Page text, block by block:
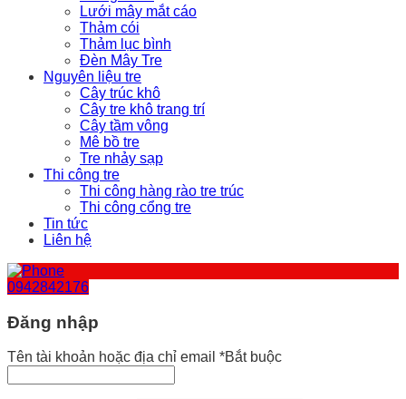
Lưới mây mắt cáo
Thảm cói
Thảm lục bình
Đèn Mây Tre
Nguyên liệu tre
Cây trúc khô
Cây tre khô trang trí
Cây tầm vông
Mê bồ tre
Tre nhảy sạp
Thi công tre
Thi công hàng rào tre trúc
Thi công cổng tre
Tin tức
Liên hệ
0942842176
Đăng nhập
Tên tài khoản hoặc địa chỉ email *Bắt buộc